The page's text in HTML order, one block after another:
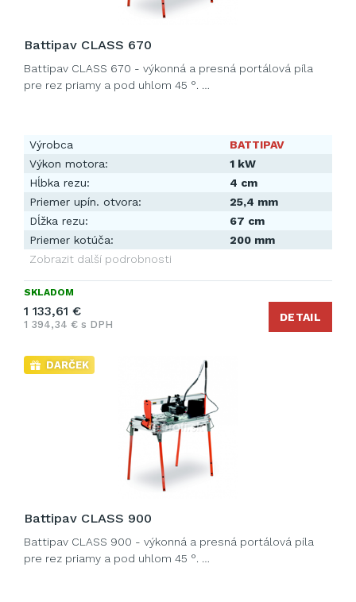
Battipav CLASS 670
Battipav CLASS 670 - výkonná a presná portálová píla
pre rez priamy a pod uhlom 45 °. …
Výrobca
BATTIPAV
Výkon motora:
1 kW
Hĺbka rezu:
4 cm
Priemer upín. otvora:
25,4 mm
Dĺžka rezu:
67 cm
Priemer kotúča:
200 mm
Zobrazit další podrobnosti
SKLADOM
1 133,61 €
1 394,34 € s DPH
DETAIL
DARČEK
Battipav CLASS 900
Battipav CLASS 900 - výkonná a presná portálová píla
pre rez priamy a pod uhlom 45 °. …